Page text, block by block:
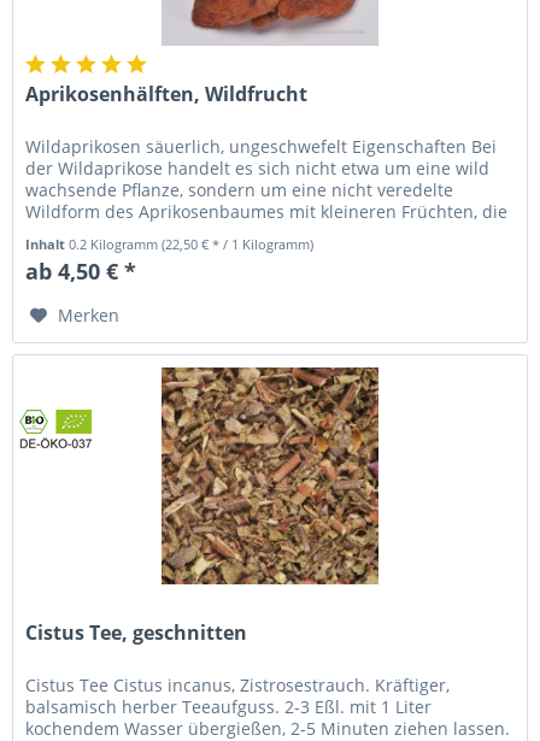
Aprikosenhälften, Wildfrucht
Wildaprikosen säuerlich, ungeschwefelt Eigenschaften Bei
der Wildaprikose handelt es sich nicht etwa um eine wild
wachsende Pflanze, sondern um eine nicht veredelte
Wildform des Aprikosenbaumes mit kleineren Früchten, die
Inhalt0.2 Kilogramm(22,50 € * / 1 Kilogramm)
ab 4,50 € *
Merken
Cistus Tee, geschnitten
Cistus Tee Cistus incanus, Zistrosestrauch. Kräftiger,
balsamisch herber Teeaufguss. 2-3 Eßl. mit 1 Liter
kochendem Wasser übergießen, 2-5 Minuten ziehen lassen.